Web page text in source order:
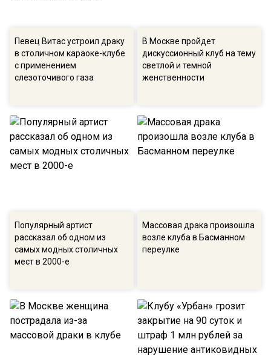
Певец Витас устроил драку
в столичном караоке-клубе
с применением
слезоточивого газа
В Москве пройдет
дискуссионный клуб на тему
светлой и темной
женственности
Популярный артист
рассказал об одном из
самых модных столичных
мест в 2000-е
Массовая драка произошла
возле клуба в Басманном
переулке